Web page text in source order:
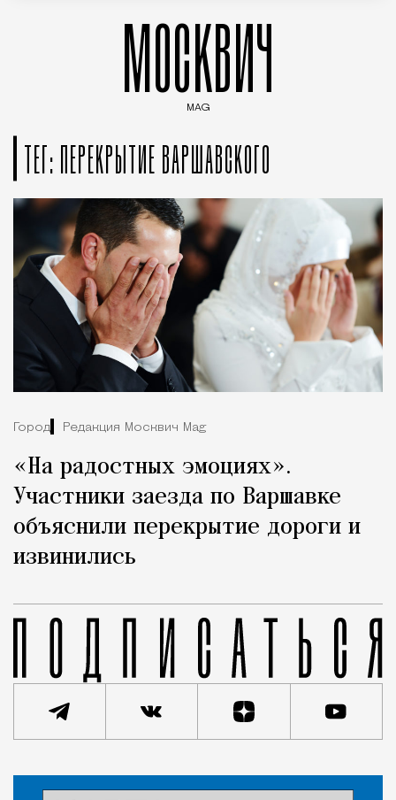
МОСКВИЧ
MAG
ТЕГ: ПЕРЕКРЫТИЕ ВАРШАВСКОГО
Город Редакция Москвич Mag
«На радостных эмоциях».
Участники заезда по Варшавке
объяснили перекрытие дороги и
извинились